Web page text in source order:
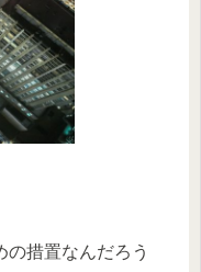
の措置なんだろう